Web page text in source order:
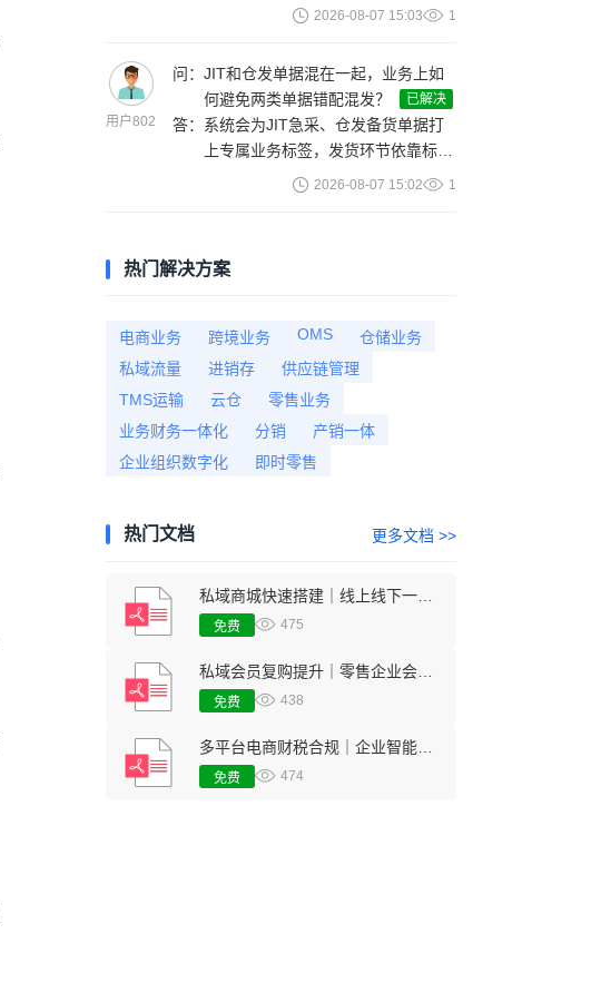
分批发货等平台特性配置；伴随平台
2026-08-07 15:03 1
用户802
问： JIT和仓发单据混在一起，业务上如
何避免两类单据错配混发？
已解决
答： 系统会为JIT急采、仓发备货单据打
上专属业务标签，发货环节依靠标签
自动分组，从操作层面降低两类业务
2026-08-07 15:02 1
热门解决方案
电商业务 跨境业务 OMS
仓储业务
私域流量
进销存
供应链管理
TMS运输
云仓
零售业务
业务财务一体化
分销
产销一体
企业组织数字化
即时零售
热门文档 更多文档 >>
私域商城快速搭建｜线上线下一体化零售经营方案
免费 475
私域会员复购提升｜零售企业会员留存增长数字化行业方案
免费 438
多平台电商财税合规｜企业智能财务对账核算管理方案
免费 474